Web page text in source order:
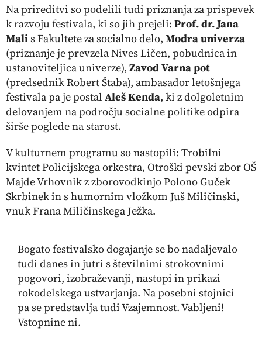
Na prireditvi so podelili tudi priznanja za prispevek
k razvoju festivala, ki so jih prejeli: Prof. dr. Jana
Malis Fakultete za socialno delo, Modra univerza
(priznanje je prevzela Nives Ličen, pobudnica in
ustanoviteljica univerze), Zavod Varna pot
(predsednik Robert Štaba), ambasador letošnjega
festivala pa je postal Aleš Kenda, ki z dolgoletnim
delovanjem na področju socialne politike odpira
širše poglede na starost.
V kulturnem programu so nastopili: Trobilni
kvintet Policijskega orkestra, Otroški pevski zbor OŠ
Majde Vrhovnik z zborovodkinjo Polono Guček
Skrbinek in s humornim vložkom Juš Miličinski,
vnuk Frana Miličinskega Ježka.
Bogato festivalsko dogajanje se bo nadaljevalo
tudi danes in jutri s številnimi strokovnimi
pogovori, izobraževanji, nastopi in prikazi
rokodelskega ustvarjanja. Na posebni stojnici
pa se predstavlja tudi Vzajemnost. Vabljeni!
Vstopnine ni.